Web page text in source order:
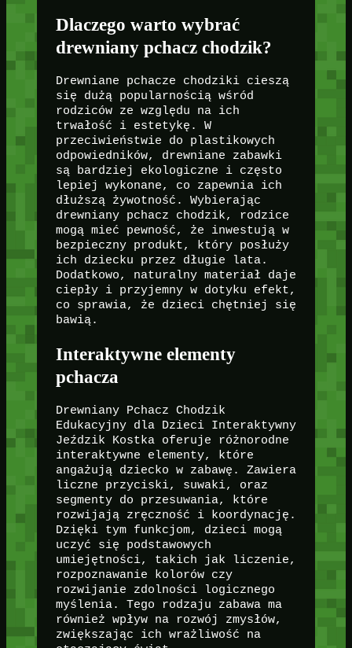
Dlaczego warto wybrać
drewniany pchacz chodzik?
Drewniane pchacze chodziki cieszą
się dużą popularnością wśród
rodziców ze względu na ich
trwałość i estetykę. W
przeciwieństwie do plastikowych
odpowiedników, drewniane zabawki
są bardziej ekologiczne i często
lepiej wykonane, co zapewnia ich
dłuższą żywotność. Wybierając
drewniany pchacz chodzik, rodzice
mogą mieć pewność, że inwestują w
bezpieczny produkt, który posłuży
ich dziecku przez długie lata.
Dodatkowo, naturalny materiał daje
ciepły i przyjemny w dotyku efekt,
co sprawia, że dzieci chętniej się
bawią.
Interaktywne elementy
pchacza
Drewniany Pchacz Chodzik
Edukacyjny dla Dzieci Interaktywny
Jeździk Kostka oferuje różnorodne
interaktywne elementy, które
angażują dziecko w zabawę. Zawiera
liczne przyciski, suwaki, oraz
segmenty do przesuwania, które
rozwijają zręczność i koordynację.
Dzięki tym funkcjom, dzieci mogą
uczyć się podstawowych
umiejętności, takich jak liczenie,
rozpoznawanie kolorów czy
rozwijanie zdolności logicznego
myślenia. Tego rodzaju zabawa ma
również wpływ na rozwój zmysłów,
zwiększając ich wrażliwość na